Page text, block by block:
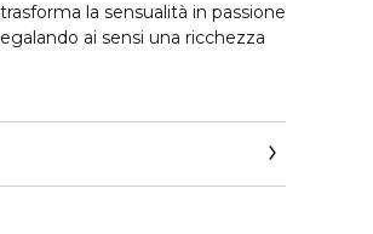
la sensualità in passione
ai sensi una ricchezza
impreziosito da dettagli
corona K di Dolce&Gabbana.